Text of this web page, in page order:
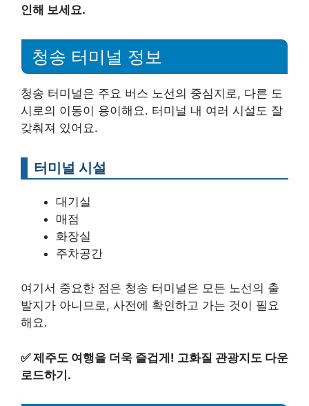
인해 보세요.
청송 터미널 정보
청송 터미널은 주요 버스 노선의 중심지로, 다른 도
시로의 이동이 용이해요. 터미널 내 여러 시설도 잘
갖춰져 있어요.
터미널 시설
대기실
매점
화장실
주차공간
여기서 중요한 점은 청송 터미널은 모든 노선의 출
발지가 아니므로, 사전에 확인하고 가는 것이 필요
해요.
✅제주도 여행을 더욱 즐겁게! 고화질 관광지도 다운
로드하기.